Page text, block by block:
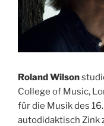
Roland Wilson
College of Music,
für die Musik des
autodidaktisch Zink